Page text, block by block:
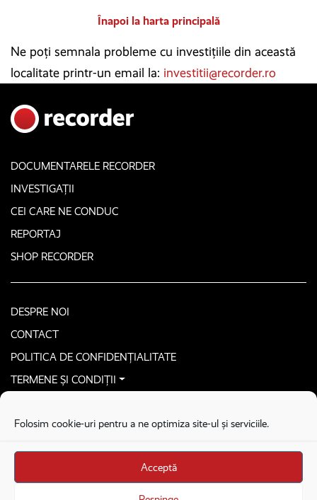
Folosim cookie-uri pentru a ne optimiza site-ul și serviciile.
Acceptă
Înapoi la harta principală
Ne poți semnala probleme cu investițiile din această
localitate printr-un email la: investitii@recorder.ro
DOCUMENTARELE RECORDER
INVESTIGAȚII
CEI CARE NE CONDUC
REPORTAJ
SHOP RECORDER
DESPRE NOI
CONTACT
POLITICA DE CONFIDENȚIALITATE
TERMENE ȘI CONDIȚII
Stega creative
Brandul Recorder e operat de Asociația Recorder Community, sub licența SC